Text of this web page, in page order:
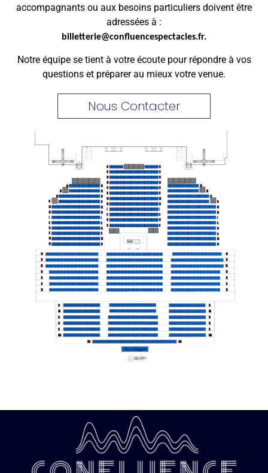
accompagnants ou aux besoins particuliers doivent être
adressées à :
billetterie@confluencespectacles.fr.
Notre équipe se tient à votre écoute pour répondre à vos
questions et préparer au mieux votre venue.
Nous Contacter